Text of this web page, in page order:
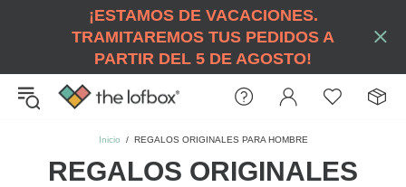
¡ESTAMOS DE VACACIONES.
TRAMITAREMOS TUS PEDIDOS A
PARTIR DEL 5 DE AGOSTO!
Inicio REGALOS ORIGINALES PARA HOMBRE
REGALOS ORIGINALES